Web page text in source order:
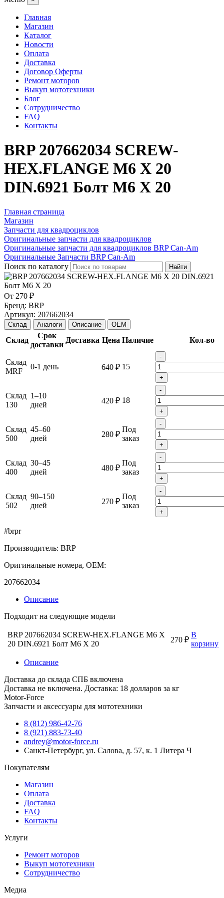
Главная
Магазин
Каталог
Новости
Оплата
Доставка
Договор Оферты
Ремонт моторов
Выкуп мототехники
Блог
Сотрудничество
FAQ
Контакты
BRP 207662034 SCREW-
HEX.FLANGE M6 X 20
DIN.6921 Болт M6 X 20
Главная страница
Магазин
Запчасти для квадроциклов
Оригинальные запчасти для квадроциклов
Оригинальные запчасти для квадроциклов BRP Can-Am
Оригинальные Запчасти BRP Can-Am
Поиск по каталогу
Найти
От 270 ₽
Бренд: BRP
Артикул: 207662034
Склад Аналоги Описание OEM
Склад
Срок
доставки
Доставка Цена Наличие Кол-во
Склад
MRF
0-1 день 640 ₽ 15
-
+
Склад
130
1–10
дней
420 ₽ 18
-
+
Склад
500
45–60
дней
280 ₽
Под
заказ
-
+
Склад
400
30–45
дней
480 ₽
Под
заказ
-
+
Склад
502
90–150
дней
270 ₽
Под
заказ
-
+
#brpr
Производитель: BRP
Оригинальные номера, OEM:
207662034
Описание
Подходит на следующие модели
BRP 207662034 SCREW-HEX.FLANGE M6 X
20 DIN.6921 Болт M6 X 20
270 ₽
В
корзину
Описание
Доставка до склада СПБ включена
Доставка не включена. Доставка: 18 долларов за кг
Motor-Force
Запчасти и аксессуары для мототехники
8 (812) 986-42-76
8 (921) 883-73-40
andrey@motor-force.ru
Санкт-Петербург, ул. Салова, д. 57, к. 1 Литера Ч
Покупателям
Магазин
Оплата
Доставка
FAQ
Контакты
Услуги
Ремонт моторов
Выкуп мототехники
Сотрудничество
Медиа